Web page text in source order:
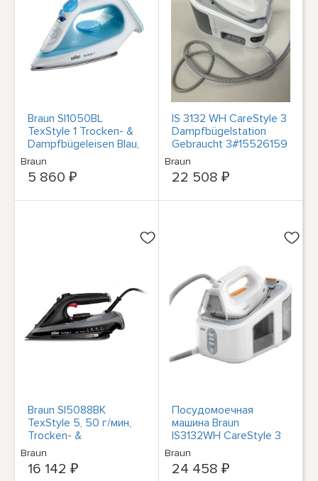
Braun SI1050BL
TexStyle 1 Trocken- &
Dampfbügeleisen Blau,
Weiß
Braun
5 860 ₽
IS 3132 WH CareStyle 3
Dampfbügelstation
Gebraucht 3#15526159
Braun
22 508 ₽
Braun SI5088BK
TexStyle 5, 50 г/мин,
Trocken- &
Dampfbügeleisen
Schwarz
Braun
16 142 ₽
Посудомоечная
машина Braun
IS3132WH CareStyle 3
2400 Вт, 120 г/мин,
оранжевая, Weiß
Braun
24 458 ₽